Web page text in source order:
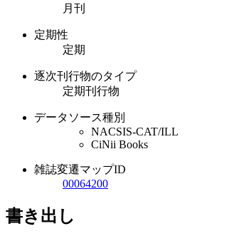
月刊
定期性
定期
逐次刊行物のタイプ
定期刊行物
データソース種別
NACSIS-CAT/ILL
CiNii Books
雑誌変遷マップID
00064200
書き出し